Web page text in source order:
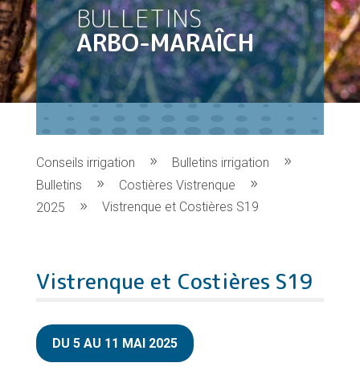
BULLETINS
ARBO-MARAÎCH
Conseils irrigation
Bulletins irrigation
Bulletins
Costières Vistrenque
2025
Vistrenque et Costières S19
Vistrenque et Costières S19
DU 5 AU 11 MAI 2025